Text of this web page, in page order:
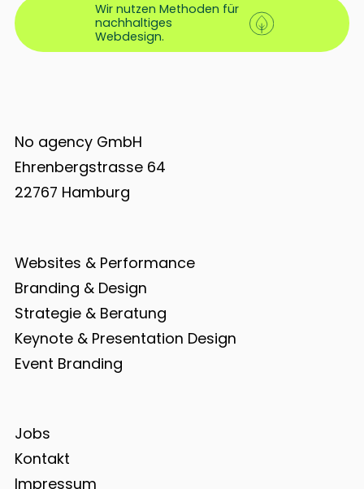
Wir nutzen Methoden für
nachhaltiges
Webdesign.
No agency GmbH
Ehrenbergstrasse 64
22767 Hamburg
Websites & Performance
Branding & Design
Strategie & Beratung
Keynote & Presentation Design
Event Branding
Jobs
Kontakt
Impressum